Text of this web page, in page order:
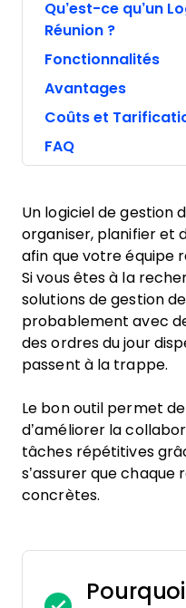
Qu’est-ce qu’un
Réunion ?
Fonctionnalités
Avantages
Coûts et
FAQ
Un logiciel de gestion
organiser, planifier et
afin que votre équipe
Si vous êtes à la
solutions de gestion
probablement avec
des ordres du jour
passent à la trappe.
Le bon outil permet
d’améliorer la
tâches répétitives
s’assurer que chaque
concrètes.